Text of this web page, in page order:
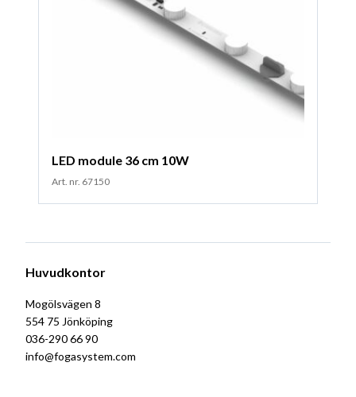
LED module 36 cm 10W
Art. nr. 67150
Huvudkontor
Mogölsvägen 8
554 75 Jönköping
036-290 66 90
info@fogasystem.com